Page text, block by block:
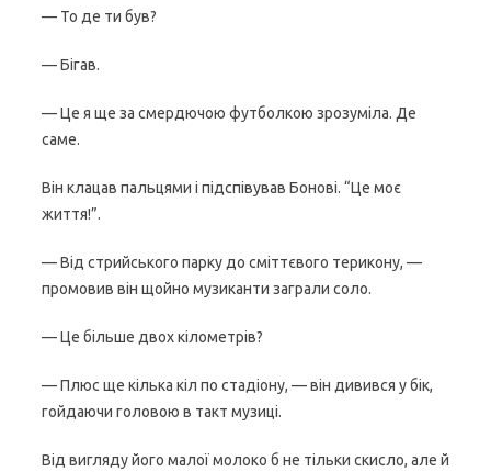
— То де ти був?
— Бігав.
— Це я ще за смердючою футболкою зрозуміла. Де
саме.
Він клацав пальцями і підспівував Бонові. “Це моє
життя!”.
— Від стрийського парку до сміттєвого терикону, —
промовив він щойно музиканти заграли соло.
— Це більше двох кілометрів?
— Плюс ще кілька кіл по стадіону, — він дивився у бік,
гойдаючи головою в такт музиці.
Від вигляду його малої молоко б не тільки скисло, але й